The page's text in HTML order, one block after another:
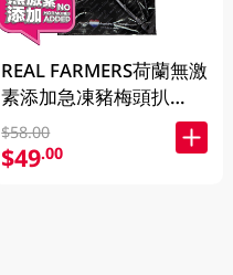
REAL FARMERS荷蘭無激
素添加急凍豬梅頭扒
400GM
$58.00
$49.00